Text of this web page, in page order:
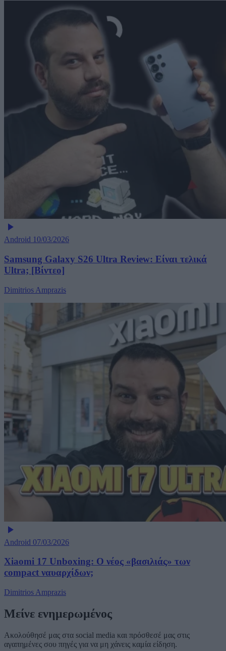
Android 10/03/2026
Samsung Galaxy S26 Ultra Review: Είναι τελικά
Ultra; [Βίντεο]
Dimitrios Amprazis
Android 07/03/2026
Xiaomi 17 Unboxing: Ο νέος «βασιλιάς» των
compact ναυαρχίδων;
Dimitrios Amprazis
Μείνε ενημερωμένος
Ακολούθησέ μας στα social media και πρόσθεσέ μας στις
αγαπημένες σου πηγές για να μη χάνεις καμία είδηση.